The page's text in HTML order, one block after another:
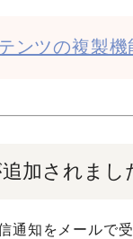
ンツの複製機
加されまし
通知をメールで